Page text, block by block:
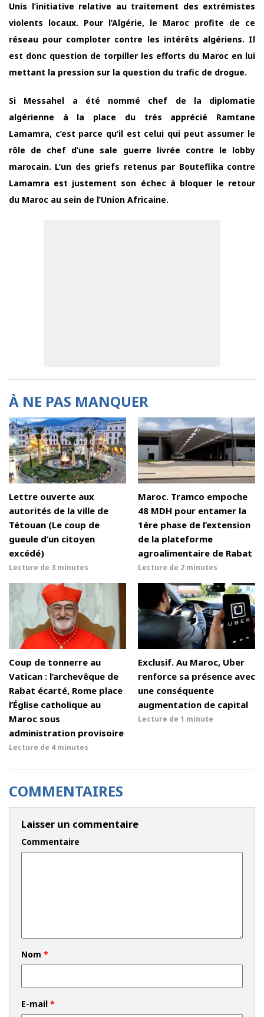
Unis l’initiative relative au traitement des extrémistes
violents locaux. Pour l’Algérie, le Maroc profite de ce
réseau pour comploter contre les intérêts algériens. Il
est donc question de torpiller les efforts du Maroc en lui
mettant la pression sur la question du trafic de drogue.
Si Messahel a été nommé chef de la diplomatie
algérienne à la place du très apprécié Ramtane
Lamamra, c’est parce qu’il est celui qui peut assumer le
rôle de chef d’une sale guerre livrée contre le lobby
marocain. L’un des griefs retenus par Bouteflika contre
Lamamra est justement son échec à bloquer le retour
du Maroc au sein de l’Union Africaine.
À NE PAS MANQUER
Lettre ouverte aux
autorités de la ville de
Tétouan (Le coup de
gueule d’un citoyen
excédé)
Lecture de 3 minutes
Maroc. Tramco empoche
48 MDH pour entamer la
1ère phase de l’extension
de la plateforme
agroalimentaire de Rabat
Lecture de 2 minutes
Coup de tonnerre au
Vatican : l’archevêque de
Rabat écarté, Rome place
l’Église catholique au
Maroc sous
administration provisoire
Lecture de 4 minutes
Exclusif. Au Maroc, Uber
renforce sa présence avec
une conséquente
augmentation de capital
Lecture de 1 minute
COMMENTAIRES
Laisser un commentaire
Commentaire
Nom *
E-mail *